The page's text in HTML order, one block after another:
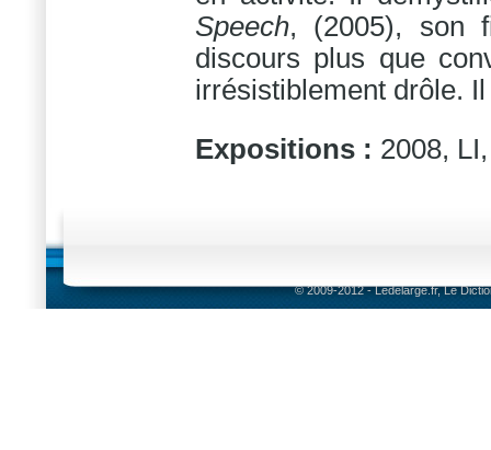
Speech, (2005), son
discours plus que
irrésistiblement drôle.
Expositions : 2008,
© 2009-2012 - Ledelarge.fr, Le